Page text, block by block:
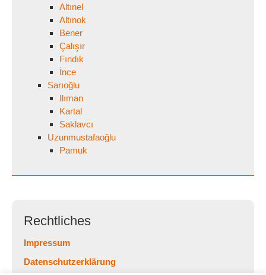
Altınel
Altınok
Bener
Çalışır
Fındık
İnce
Sarıoğlu
Ilıman
Kartal
Saklavcı
Uzunmustafaoğlu
Pamuk
Rechtliches
Impressum
Datenschutzerklärung